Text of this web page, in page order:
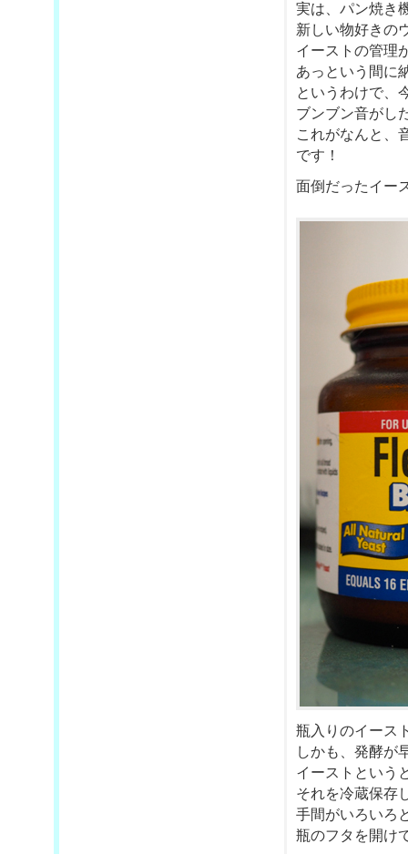
実は、パン焼き
新しい物好きの
イーストの管理
あっという間に
というわけで、
ブンブン音がし
これがなんと、
です！
面倒だったイー
瓶入りのイース
しかも、発酵が
イーストという
それを冷蔵保存
手間がいろいろ
瓶のフタを開け